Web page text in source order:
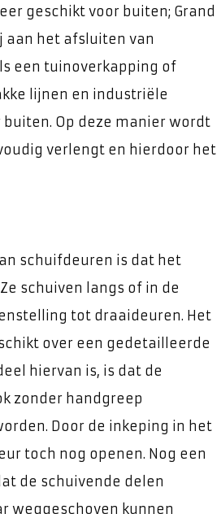
geschikt voor buiten; Grand
aan het afsluiten van
een tuinoverkapping of
lijnen en industriële
Op deze manier wordt
verlengt en hierdoor het
schuifdeuren is dat het
schuiven langs of in de
tot draaideuren. Het
over een gedetailleerde
hiervan is, is dat de
zonder handgreep
Door de inkeping in het
toch nog openen. Nog een
de schuivende delen
weggeschoven kunnen